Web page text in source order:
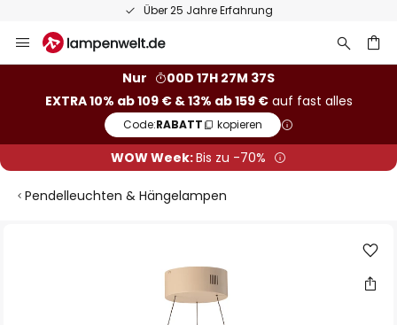
Über 25 Jahre Erfahrung
Inhalt
Nur
00D 17H 27M 36S
EXTRA 10% ab 109 € & 13% ab 159 €auf fast alles
Code:RABATT kopieren
WOW Week:Bis zu -70%
Pendelleuchten & Hängelampen